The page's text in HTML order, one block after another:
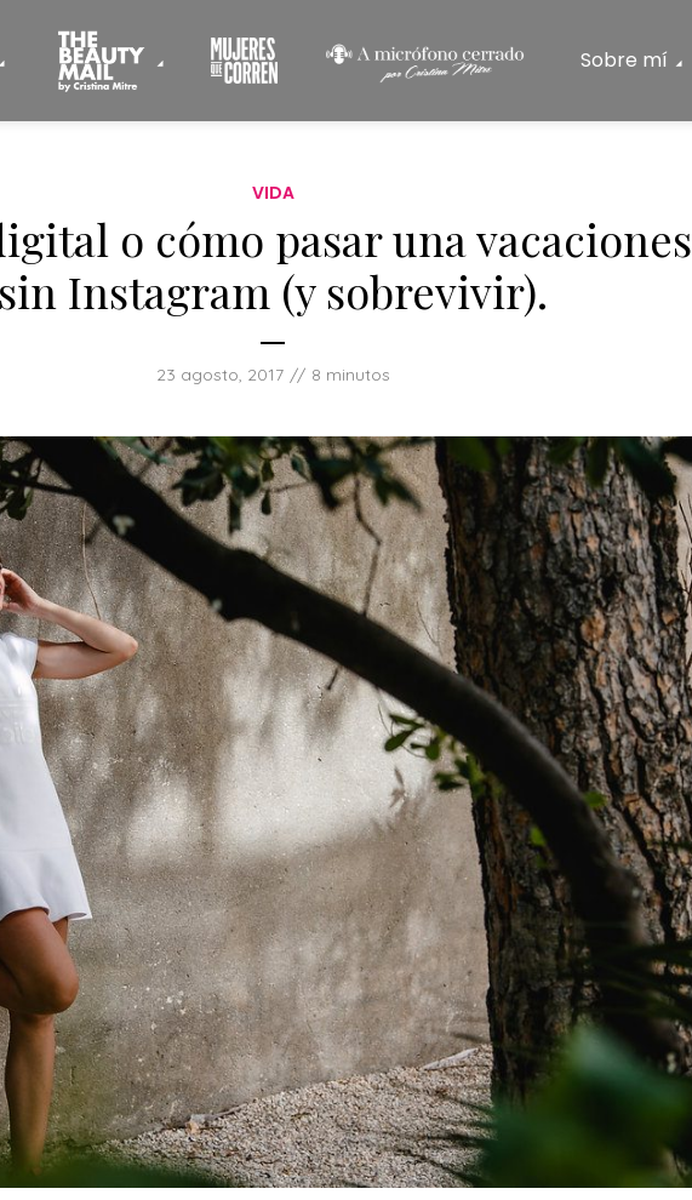
Sobre mí
VIDA
o cómo pasar una vacaciones
sin Instagram (y sobrevivir).
23 agosto, 2017 8 minutos